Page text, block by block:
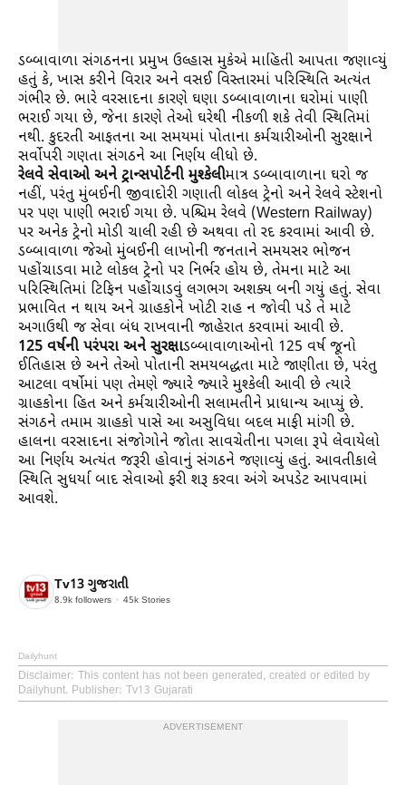
ડબ્બાવાળા સંગઠનના પ્રમુખ ઉલ્હાસ મુકેએ માહિતી આપતા જણાવ્યું
હતું કે, ખાસ કરીને વિરાર અને વસઈ વિસ્તારમાં પરિસ્થિતિ અત્યંત
ગંભીર છે. ભારે વરસાદના કારણે ઘણા ડબ્બાવાળાના ઘરોમાં પાણી
ભરાઈ ગયા છે, જેના કારણે તેઓ ઘરેથી નીકળી શકે તેવી સ્થિતિમાં
નથી. કુદરતી આફતના આ સમયમાં પોતાના કર્મચારીઓની સુરક્ષાને
સર્વોપરી ગણતા સંગઠને આ નિર્ણય લીધો છે.
રેલવે સેવાઓ અને ટ્રાન્સપોર્ટની મુશ્કેલીમાત્ર ડબ્બાવાળાના ઘરો જ
નહીં, પરંતુ મુંબઈની જીવાદોરી ગણાતી લોકલ ટ્રેનો અને રેલવે સ્ટેશનો
પર પણ પાણી ભરાઈ ગયા છે. પશ્ચિમ રેલવે (Western Railway)
પર અનેક ટ્રેનો મોડી ચાલી રહી છે અથવા તો રદ કરવામાં આવી છે.
ડબ્બાવાળા જેઓ મુંબઈની લાખોની જનતાને સમયસર ભોજન
પહોંચાડવા માટે લોકલ ટ્રેનો પર નિર્ભર હોય છે, તેમના માટે આ
પરિસ્થિતિમાં ટિફિન પહોંચાડવું લગભગ અશક્ય બની ગયું હતું. સેવા
પ્રભાવિત ન થાય અને ગ્રાહકોને ખોટી રાહ ન જોવી પડે તે માટે
અગાઉથી જ સેવા બંધ રાખવાની જાહેરાત કરવામાં આવી છે.
125 વર્ષની પરંપરા અને સુરક્ષાડબ્બાવાળાઓનો 125 વર્ષ જૂનો
ઈતિહાસ છે અને તેઓ પોતાની સમયબદ્ધતા માટે જાણીતા છે, પરંતુ
આટલા વર્ષોમાં પણ તેમણે જ્યારે જ્યારે મુશ્કેલી આવી છે ત્યારે
ગ્રાહકોના હિત અને કર્મચારીઓની સલામતીને પ્રાધાન્ય આપ્યું છે.
સંગઠને તમામ ગ્રાહકો પાસે આ અસુવિધા બદલ માફી માંગી છે.
હાલના વરસાદના સંજોગોને જોતા સાવચેતીના પગલા રૂપે લેવાયેલો
આ નિર્ણય અત્યંત જરૂરી હોવાનું સંગઠને જણાવ્યું હતું. આવતીકાલે
સ્થિતિ સુધર્યા બાદ સેવાઓ ફરી શરૂ કરવા અંગે અપડેટ આપવામાં
આવશે.
Tv13 ગુજરાતી
8.9k followers 45k Stories
Dailyhunt
Disclaimer: This content has not been generated, created or edited by
Dailyhunt. Publisher: Tv13 Gujarati
ADVERTISEMENT